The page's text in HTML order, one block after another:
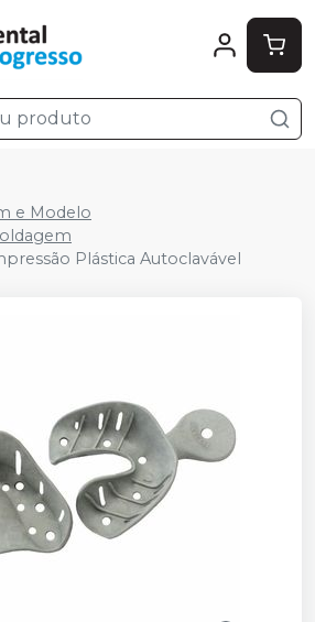
e Modelo
Plástica Autoclavável